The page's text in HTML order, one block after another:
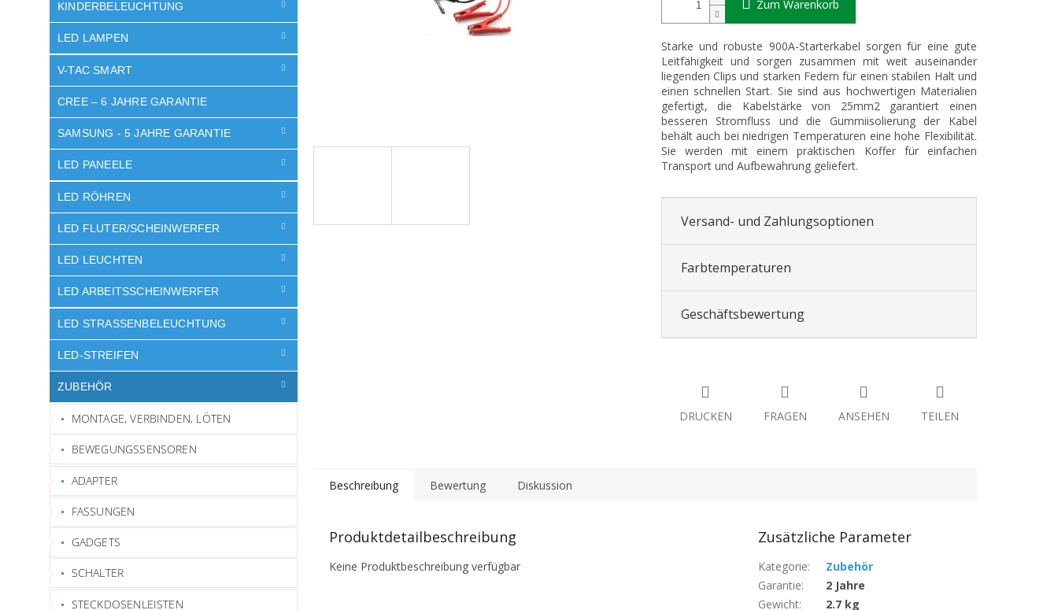
KINDERBELEUCHTUNG
LED LAMPEN
V-TAC SMART
CREE – 6 JAHRE GARANTIE
SAMSUNG - 5 JAHRE GARANTIE
LED PANEELE
LED RÖHREN
LED FLUTER/SCHEINWERFER
LED LEUCHTEN
LED ARBEITSSCHEINWERFER
LED STRASSENBELEUCHTUNG
LED-STREIFEN
ZUBEHÖR
MONTAGE, VERBINDEN, LÖTEN
BEWEGUNGSSENSOREN
ADAPTER
FASSUNGEN
GADGETS
SCHALTER
STECKDOSENLEISTEN
Zum Warenkorb
Starke und robuste 900A-Starterkabel sorgen für eine gute
Leitfähigkeit und sorgen zusammen mit weit auseinander
liegenden Clips und starken Federn für einen stabilen Halt und
einen schnellen Start. Sie sind aus hochwertigen Materialien
gefertigt, die Kabelstärke von 25mm2 garantiert einen
besseren Stromfluss und die Gummiisolierung der Kabel
behält auch bei niedrigen Temperaturen eine hohe Flexibilität.
Sie werden mit einem praktischen Koffer für einfachen
Transport und Aufbewahrung geliefert.
Versand- und Zahlungsoptionen
Farbtemperaturen
Geschäftsbewertung
DRUCKEN FRAGEN ANSEHEN TEILEN
Beschreibung Bewertung Diskussion
Produktdetailbeschreibung
Keine Produktbeschreibung verfügbar
Zusätzliche Parameter
Kategorie:
Zubehör
Garantie:
2 Jahre
Gewicht:
2.7 kg